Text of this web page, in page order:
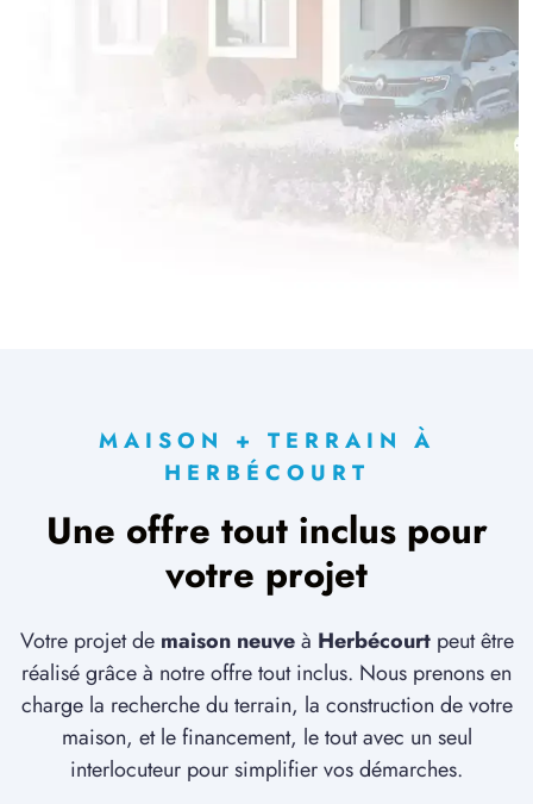
MAISON + TERRAIN À
HERBÉCOURT
Une offre tout inclus pour
votre projet
Votre projet de maison neuveà Herbécourtpeut être
réalisé grâce à notre offre tout inclus. Nous prenons en
charge la recherche du terrain, la construction de votre
maison, et le financement, le tout avec un seul
interlocuteur pour simplifier vos démarches.